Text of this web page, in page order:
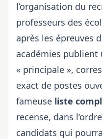
l’organisation du
professeurs des
après les épreuves
académies
« principale »,
exact de postes
fameuse liste
recense, dans
candidats qui